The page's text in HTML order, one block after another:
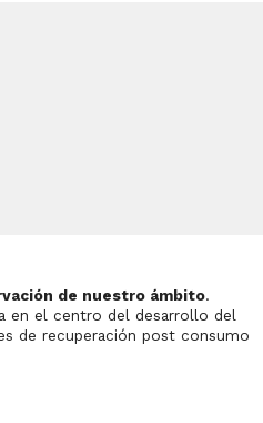
de nuestro ámbito.
del desarrollo del
de recuperación post consumo